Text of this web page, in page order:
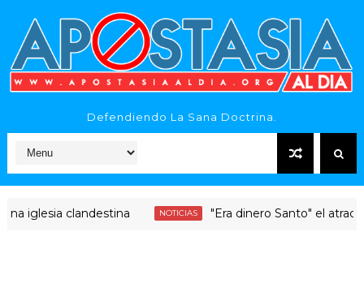
Defendiendo La Sana Doctrina.
clandestina NOTICIAS "Era dinero Santo" el atraco